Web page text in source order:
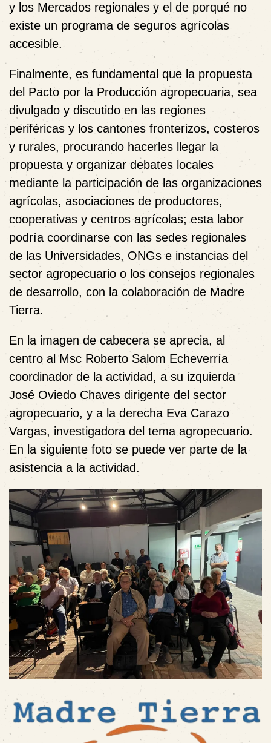
y los Mercados regionales y el de porqué no
existe un programa de seguros agrícolas
accesible.
Finalmente, es fundamental que la propuesta
del Pacto por la Producción agropecuaria, sea
divulgado y discutido en las regiones
periféricas y los cantones fronterizos, costeros
y rurales, procurando hacerles llegar la
propuesta y organizar debates locales
mediante la participación de las organizaciones
agrícolas, asociaciones de productores,
cooperativas y centros agrícolas; esta labor
podría coordinarse con las sedes regionales
de las Universidades, ONGs e instancias del
sector agropecuario o los consejos regionales
de desarrollo, con la colaboración de Madre
Tierra.
En la imagen de cabecera se aprecia, al
centro al Msc Roberto Salom Echeverría
coordinador de la actividad, a su izquierda
José Oviedo Chaves dirigente del sector
agropecuario, y a la derecha Eva Carazo
Vargas, investigadora del tema agropecuario.
En la siguiente foto se puede ver parte de la
asistencia a la actividad.